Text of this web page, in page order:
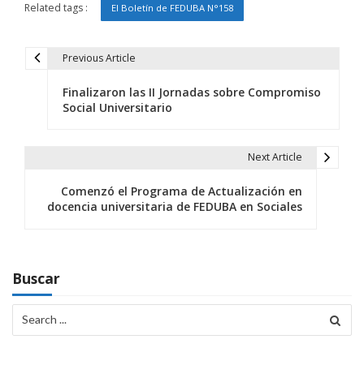
Related tags : El Boletín de FEDUBA N°158
i
ó
n
Previous Article
Finalizaron las II Jornadas sobre Compromiso
Social Universitario
Next Article
Comenzó el Programa de Actualización en
docencia universitaria de FEDUBA en Sociales
Buscar
for: